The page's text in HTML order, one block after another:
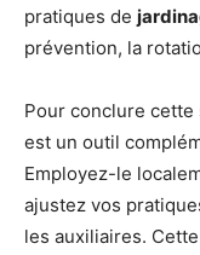
pratiques de
prévention, la
Pour conclure
est un outil
Employez-le
ajustez vos
les auxiliaires.